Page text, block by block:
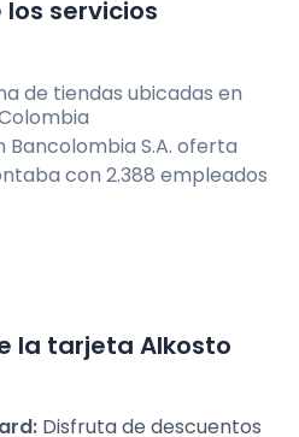
servicios
de tiendas ubicadas en
Bancolombia S.A. oferta
con 2.388 empleados
la tarjeta Alkosto
Disfruta de descuentos